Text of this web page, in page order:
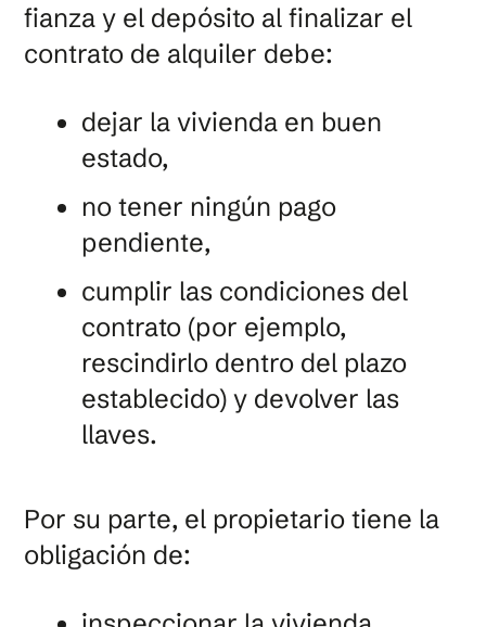
fianza y el depósito al finalizar el
contrato de alquiler debe:
dejar la vivienda en buen
estado,
no tener ningún pago
pendiente,
cumplir las condiciones del
contrato (por ejemplo,
rescindirlo dentro del plazo
establecido) y devolver las
llaves.
Por su parte, el propietario tiene la
obligación de: